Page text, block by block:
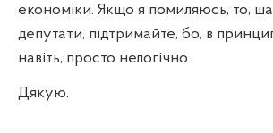
економіки. Якщо я помиляюсь, то,
депутати, підтримайте, бо, в
навіть, просто нелогічно.
Дякую.